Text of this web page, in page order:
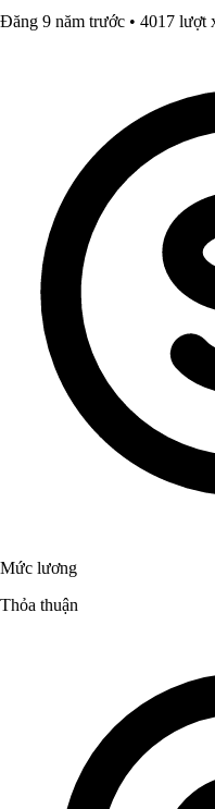
Đăng 9 năm trước • 4017 lượt
Mức lương
Thỏa thuận